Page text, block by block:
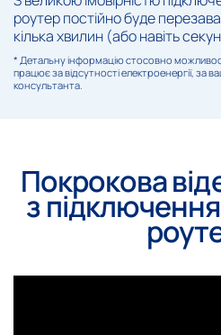
роутер постійно буде
кілька хвилин (або навіть
* Детальну інформацію стосовно
працює за відсутності електроенергії, за
консультанта.
Покрокова
з